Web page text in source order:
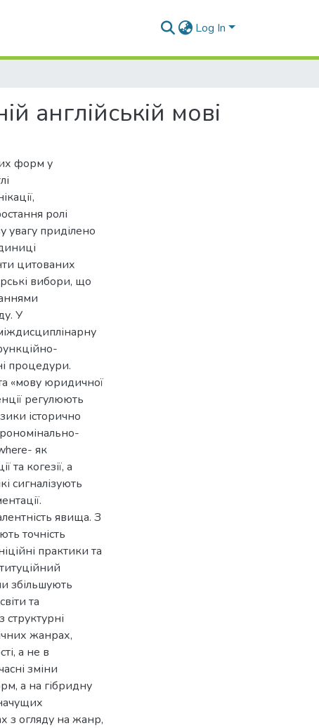
Log In
англійській мові
форм у
ролі
увагу приділено
цитованих
вибори, що
У
процедури.
«мову юридичної
регулюють
історично
як
та когезії, а
сигналізують
явища. З
точність
практики та
збільшують
та
структурні
жанрах,
а не в
зміни
а на гібридну
з огляду на жанр,